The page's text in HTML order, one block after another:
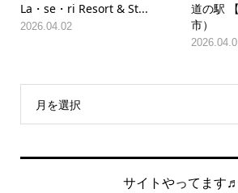
La・se・ri Resort & St...
2026.04.02
道の駅
市）
月を選択
サイトやってます♬